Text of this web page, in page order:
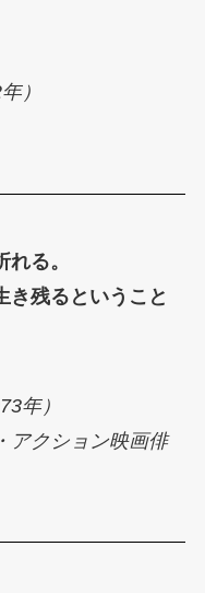
）
る。
き残るということ
年）
アクション映画俳